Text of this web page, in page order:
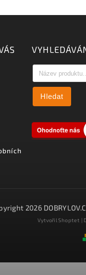
Hledat
2026
VytvořilShoptet |